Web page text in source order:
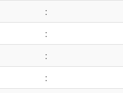
:
:
:
: